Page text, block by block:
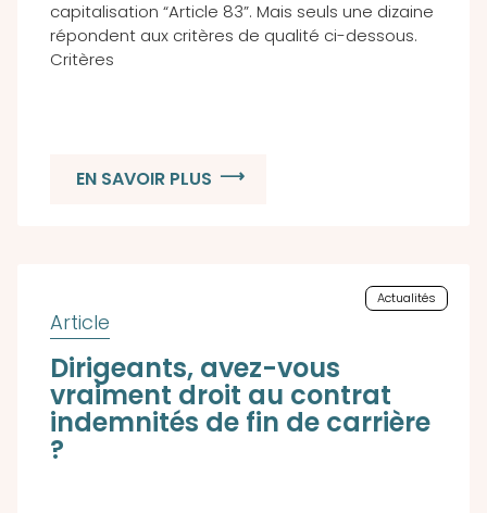
capitalisation “Article 83”. Mais seuls une dizaine
répondent aux critères de qualité ci-dessous.
Critères
EN SAVOIR PLUS
Actualités
Dirigeants, avez-vous
vraiment droit au contrat
indemnités de fin de carrière
?